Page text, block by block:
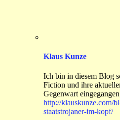
Klaus Kunze
Ich bin in diesem Blog
Fiction und ihre
Gegenwart
http://klauskunze.com/
staatstrojaner-im-kopf/